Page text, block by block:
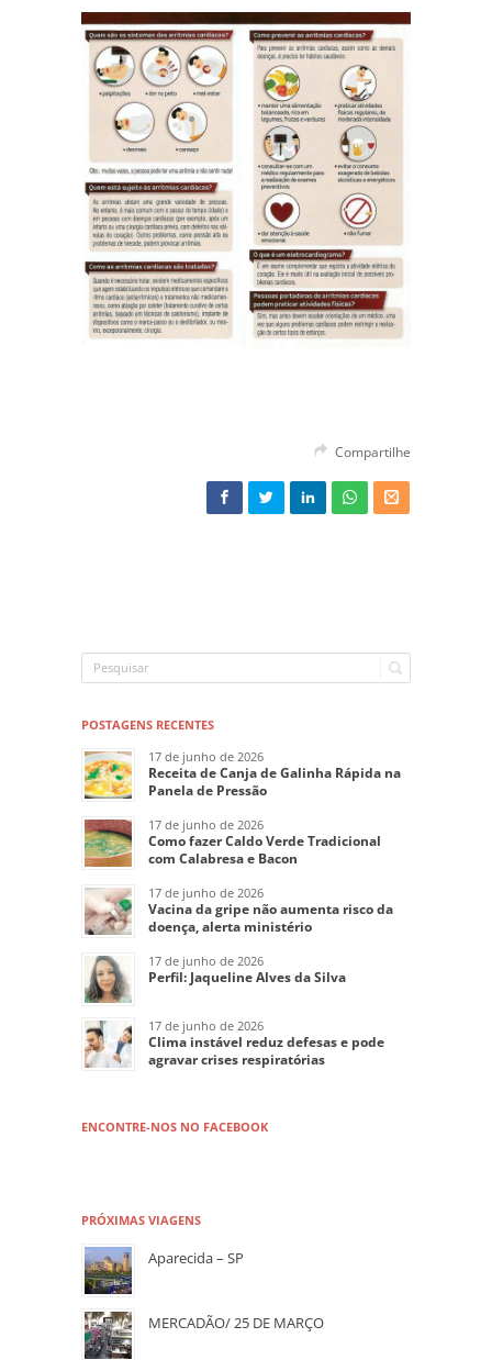
Compartilhe
POSTAGENS RECENTES
17 de junho de 2026
Receita de Canja de Galinha Rápida na
Panela de Pressão
17 de junho de 2026
Como fazer Caldo Verde Tradicional
com Calabresa e Bacon
17 de junho de 2026
Vacina da gripe não aumenta risco da
doença, alerta ministério
17 de junho de 2026
Perfil: Jaqueline Alves da Silva
17 de junho de 2026
Clima instável reduz defesas e pode
agravar crises respiratórias
ENCONTRE-NOS NO FACEBOOK
PRÓXIMAS VIAGENS
Aparecida – SP
MERCADÃO/ 25 DE MARÇO